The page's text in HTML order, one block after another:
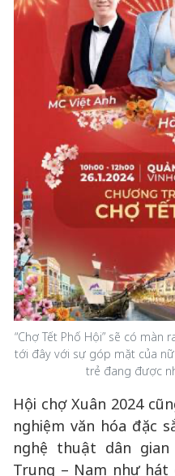
“Chợ Tết Phố Hội” sẽ có
tới đây với sự góp mặt của
trẻ đang được
Hội chợ Xuân 2024
nghiệm văn hóa đặc
nghệ thuật dân
Trung – Nam như hát